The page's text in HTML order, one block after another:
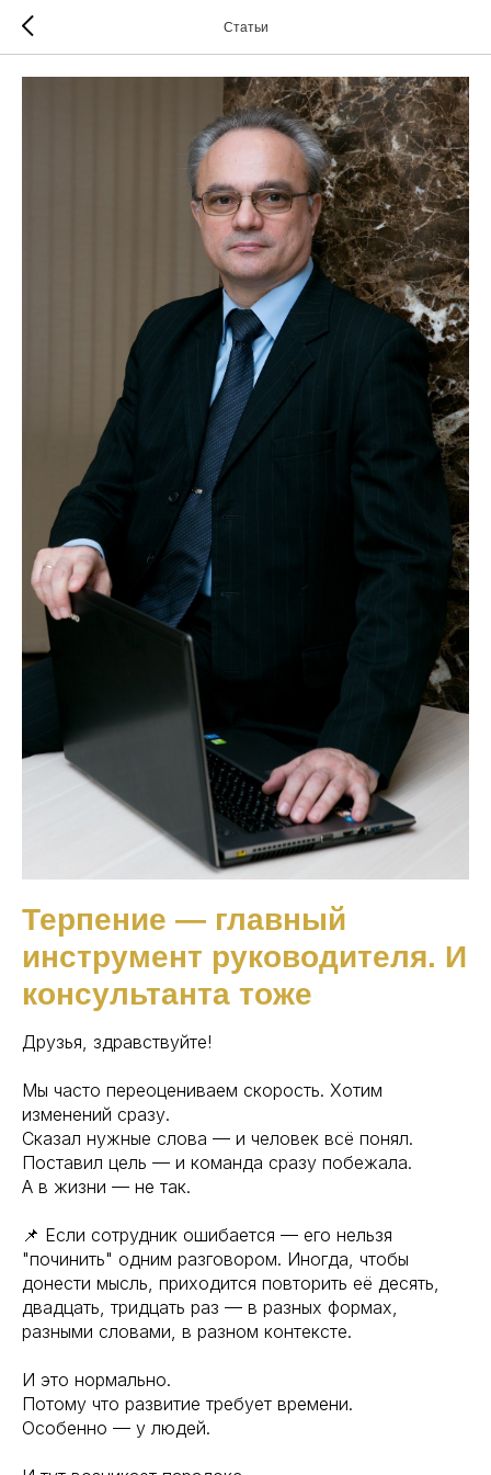
Статьи
Терпение — главный
инструмент руководителя. И
консультанта тоже
Друзья, здравствуйте!
Мы часто переоцениваем скорость. Хотим
изменений сразу.
Сказал нужные слова — и человек всё понял.
Поставил цель — и команда сразу побежала.
А в жизни — не так.
📌 Если сотрудник ошибается — его нельзя
"починить" одним разговором. Иногда, чтобы
донести мысль, приходится повторить её десять,
двадцать, тридцать раз — в разных формах,
разными словами, в разном контексте.
И это нормально.
Потому что развитие требует времени.
Особенно — у людей.